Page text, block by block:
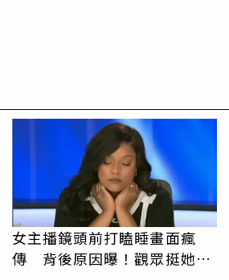
女主播鏡頭前打瞌睡畫面瘋
傳 背後原因曝！觀眾挺她：